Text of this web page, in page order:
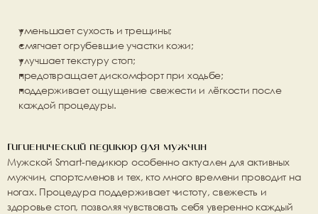
уменьшает сухость и трещины;
смягчает огрубевшие участки кожи;
улучшает текстуру стоп;
предотвращает дискомфорт при ходьбе;
поддерживает ощущение свежести и лёгкости после
каждой процедуры.
Гигиенический педикюр для мужчин
Мужской Smart-педикюр особенно актуален для активных
мужчин, спортсменов и тех, кто много времени проводит на
ногах. Процедура поддерживает чистоту, свежесть и
здоровье стоп, позволяя чувствовать себя уверенно каждый